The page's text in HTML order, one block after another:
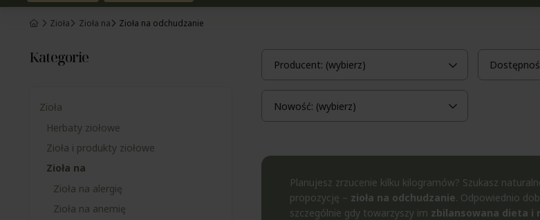
Zioła Zioła na Zioła na odchudzanie
Kategorie
Zioła
Herbaty ziołowe
Zioła i produkty ziołowe
Zioła na
Zioła na alergię
Zioła na anemię
Producent: (wybierz)
Nowość: (wybierz)
Planujesz zrzucenie kilku kilogramów? Szukasz
propozycję – zioła na odchudzanie. Odpowiednio
szczególnie gdy towarzyszy im zbilansowana dieta i